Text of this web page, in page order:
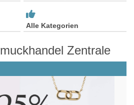
Alle Kategorien
Zentrale